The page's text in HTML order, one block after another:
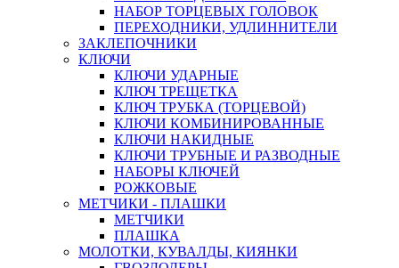
НАБОР ТОРЦЕВЫХ ГОЛОВОК
ПЕРЕХОДНИКИ, УДЛИННИТЕЛИ
ЗАКЛЕПОЧНИКИ
КЛЮЧИ
КЛЮЧИ УДАРНЫЕ
КЛЮЧ ТРЕЩЕТКА
КЛЮЧ ТРУБКА (ТОРЦЕВОЙ)
КЛЮЧИ КОМБИНИРОВАННЫЕ
КЛЮЧИ НАКИДНЫЕ
КЛЮЧИ ТРУБНЫЕ И РАЗВОДНЫЕ
НАБОРЫ КЛЮЧЕЙ
РОЖКОВЫЕ
МЕТЧИКИ - ПЛАШКИ
МЕТЧИКИ
ПЛАШКА
МОЛОТКИ, КУВАЛДЫ, КИЯНКИ